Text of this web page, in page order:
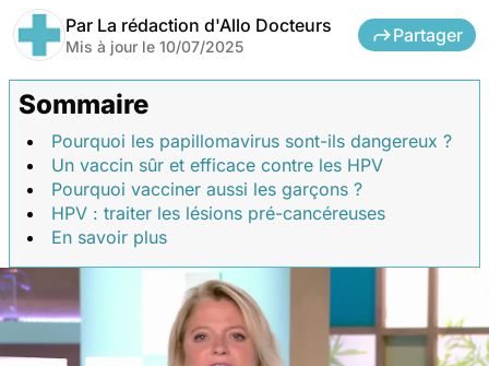
Par La rédaction d'Allo Docteurs
Mis à jour le 10/07/2025
Partager
Sommaire
Pourquoi les papillomavirus sont-ils dangereux ?
Un vaccin sûr et efficace contre les HPV
Pourquoi vacciner aussi les garçons ?
HPV : traiter les lésions pré-cancéreuses
En savoir plus